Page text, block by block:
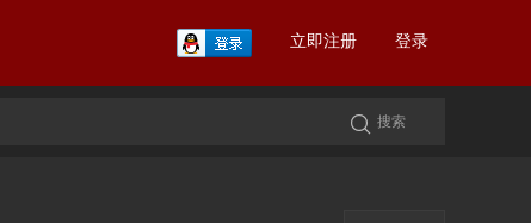
立即注册 登录